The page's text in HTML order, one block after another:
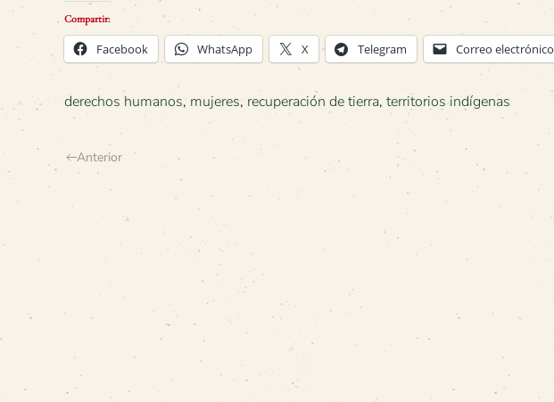
Compartir:
Facebook WhatsApp X Telegram Correo electrónico
derechos humanos, mujeres, recuperación de tierra, territorios indígenas
Anterior